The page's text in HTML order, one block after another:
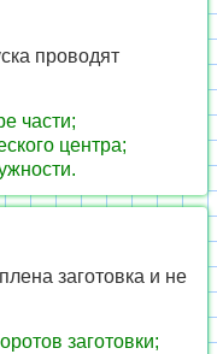
проводят
части;
центра;
заготовка и не
заготовки;